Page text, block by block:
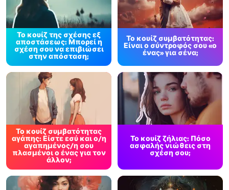
Το κουίζ της σχέσης εξ
αποστάσεως: Μπορεί η
σχέση σου να επιβιώσει
στην απόσταση;
Το κουίζ συμβατότητας:
Είναι ο σύντροφός σου «ο
ένας» για σένα;
Το κουίζ συμβατότητας
αγάπης: Είστε εσύ και ο/η
αγαπημένος/η σου
πλασμένοι ο ένας για τον
άλλον;
Το κουίζ ζήλιας: Πόσο
ασφαλής νιώθεις στη
σχέση σου;